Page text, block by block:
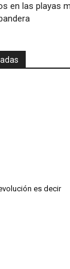
en las playas
es decir